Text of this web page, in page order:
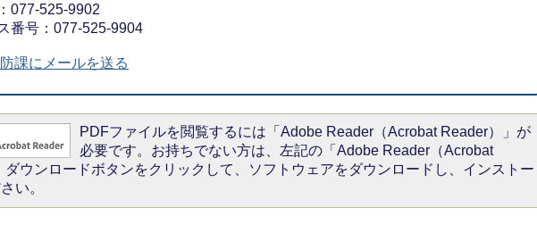
077-525-9902
番号：077-525-9904
課にメールを送る
PDFファイルを閲覧するには「Adobe Reader（Acrobat Reader）」が
必要です。お持ちでない方は、左記の「Adobe Reader（Acrobat
ダウンロードボタンをクリックして、ソフトウェアをダウンロードし、インストー
い。